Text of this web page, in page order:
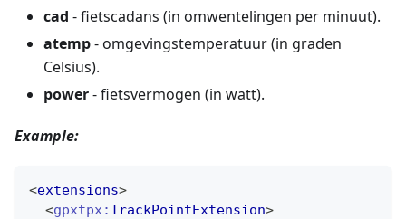
cad - fietscadans (in omwentelingen per minuut).
atemp- omgevingstemperatuur (in graden
Celsius).
power- fietsvermogen (in watt).
Example:
<extensions>
<gpxtpx:TrackPointExtension>